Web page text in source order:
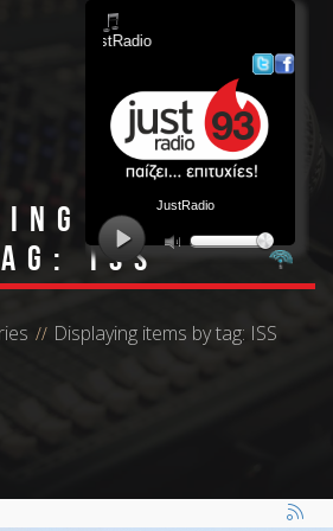
items by
ISS
Displaying items by tag: ISS